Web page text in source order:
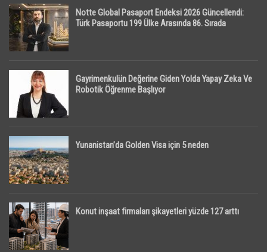
Notte Global Pasaport Endeksi 2026 Güncellendi:
Türk Pasaportu 199 Ülke Arasında 86. Sırada
Gayrimenkulün Değerine Giden Yolda Yapay Zeka Ve
Robotik Öğrenme Başlıyor
Yunanistan’da Golden Visa için 5 neden
Konut inşaat firmaları şikayetleri yüzde 127 arttı